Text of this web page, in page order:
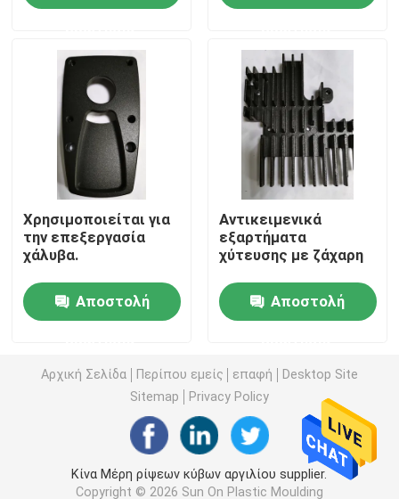
Σχηματοποίηση εγχύσεων ακρίβειας
Μέρη υλικού ακρίβειας
Μέρη ρίψεων κύβων
Φόρμα ρίψεων κύβων
Εξαρτήματα από καουτσούκ σιλικόνης
Φόρμα εγχύσεων σιλικόνης
Μέρη τηλεπικοινωνιών
Πλαστικά ιατρικά μέρη σχηματοποίησης εγχύσεων
ανωτισμού
Χρησιμοποιείται για
την επεξεργασία
χάλυβα.
Αποστολή
Αντικειμενικά
εξαρτήματα
χύτευσης με ζάχαρη
Αποστολή
Αρχική Σελίδα Περίπου εμείς επαφή
Desktop Site
Sitemap
Privacy Policy
Κίνα Μέρη ρίψεων κύβων αργιλίου supplier.
Copyright © 2026 Sun On Plastic Moulding